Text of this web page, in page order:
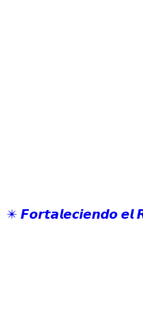
✴️ 𝙁𝙤𝙧𝙩𝙖𝙡𝙚𝙘𝙞𝙚𝙣𝙙𝙤 𝙚𝙡